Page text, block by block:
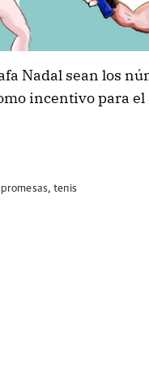
Nadal sean los
incentivo para
promesas,tenis